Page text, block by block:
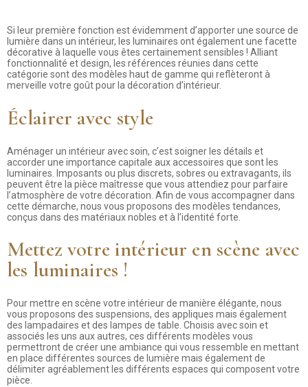
Si leur première fonction est évidemment d’apporter une source de
lumière dans un intérieur, les luminaires ont également une facette
décorative à laquelle vous êtes certainement sensibles ! Alliant
fonctionnalité et design, les références réunies dans cette
catégorie sont des modèles haut de gamme qui reflèteront à
merveille votre goût pour la décoration d’intérieur.
Éclairer avec style
Aménager un intérieur avec soin, c’est soigner les détails et
accorder une importance capitale aux accessoires que sont les
luminaires. Imposants ou plus discrets, sobres ou extravagants, ils
peuvent être la pièce maîtresse que vous attendiez pour parfaire
l’atmosphère de votre décoration. Afin de vous accompagner dans
cette démarche, nous vous proposons des modèles tendances,
conçus dans des matériaux nobles et à l’identité forte.
Mettez votre intérieur en scène avec
les luminaires !
Pour mettre en scène votre intérieur de manière élégante, nous
vous proposons des suspensions, des appliques mais également
des lampadaires et des lampes de table. Choisis avec soin et
associés les uns aux autres, ces différents modèles vous
permettront de créer une ambiance qui vous ressemble en mettant
en place différentes sources de lumière mais également de
délimiter agréablement les différents espaces qui composent votre
pièce.